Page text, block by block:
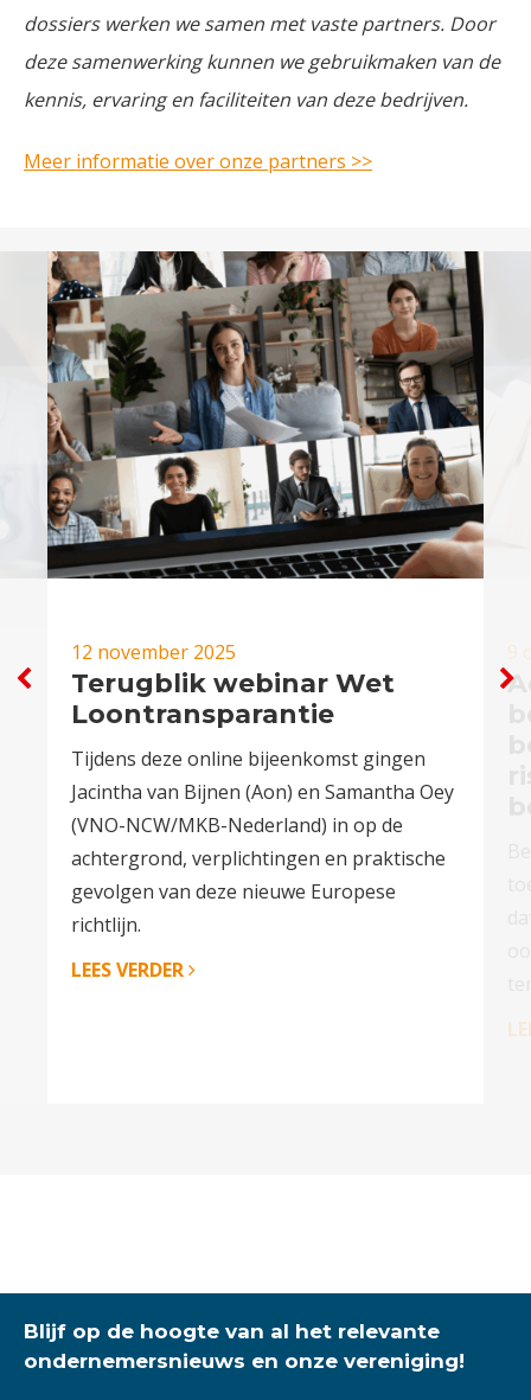
dossiers werken we samen met vaste partners. Door
deze samenwerking kunnen we gebruikmaken van de
kennis, ervaring en faciliteiten van deze bedrijven.
Meer informatie over onze partners >>
12 november 2025
Terugblik webinar Wet
Loontransparantie
Tijdens deze online bijeenkomst gingen
Jacintha van Bijnen (Aon) en Samantha Oey
(VNO-NCW/MKB-Nederland) in op de
achtergrond, verplichtingen en praktische
gevolgen van deze nieuwe Europese
richtlijn.
LEES VERDER
9
Blijf op de hoogte van al het relevante
ondernemersnieuws en onze vereniging!